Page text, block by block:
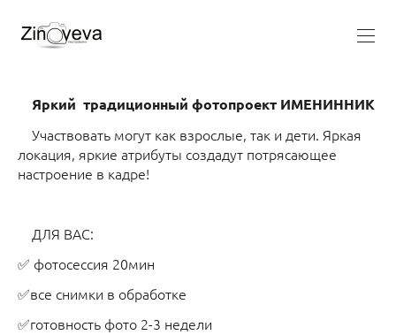
Яркий традиционный фотопроект ИМЕНИННИК
Участвовать могут как взрослые, так и дети. Яркая
локация, яркие атрибуты создадут потрясающее
настроение в кадре!
ДЛЯ ВАС:
✅ фотосессия 20мин
✅все снимки в обработке
✅готовность фото 2-3 недели